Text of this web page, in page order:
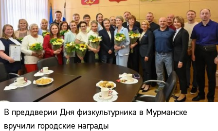
В преддверии Дня физкультурника в Мурманске
вручили городские награды